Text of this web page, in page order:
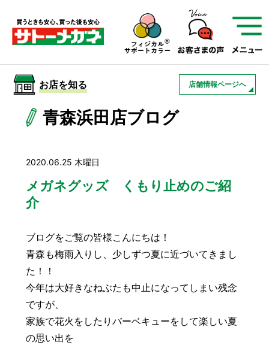
サトーメガネを知る
サトーメガネについて
01 サトーメガネの遠近
検査・フィッティング
アフターサービス
サービスを知る
レンズ交換
お店を知る 店舗情報ページへ
青森浜田店ブログ
2020.06.25 木曜日
メガネグッズ くもり止めのご紹
介
ブログをご覧の皆様こんにちは！
青森も梅雨入りし、少しずつ夏に近づいてきまし
た！！
今年は大好きなねぶたも中止になってしまい残念
ですが、
家族で花火をしたりバーベキューをして楽しい夏
の思い出を